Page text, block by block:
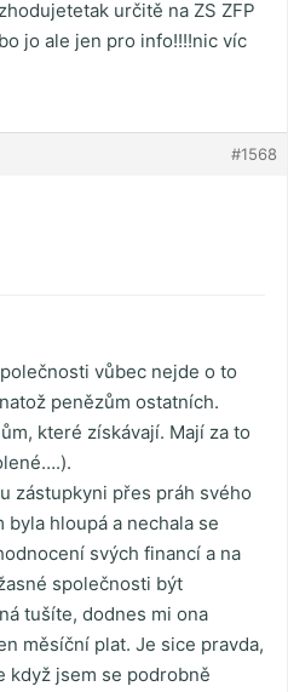
určitě na ZS ZFP
jo ale jen pro info!!!!nic víc
#1568
vůbec nejde o to
penězům ostatních.
které získávají. Mají za to
zástupkyni přes práh svého
hloupá a nechala se
svých financí a na
společnosti být
tušíte, dodnes mi ona
měsíční plat. Je sice pravda,
když jsem se podrobně